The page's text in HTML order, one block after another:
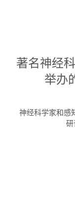
著名神经
举办
神经科学家和感
研